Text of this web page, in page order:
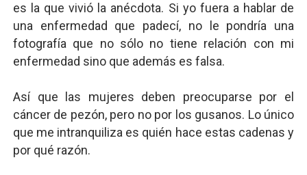
es la que vivió la anécdota. Si yo fuera a hablar de
una enfermedad que padecí, no le pondría una
fotografía que no sólo no tiene relación con mi
enfermedad sino que además es falsa.
Así que las mujeres deben preocuparse por el
cáncer de pezón, pero no por los gusanos. Lo único
que me intranquiliza es quién hace estas cadenas y
por qué razón.